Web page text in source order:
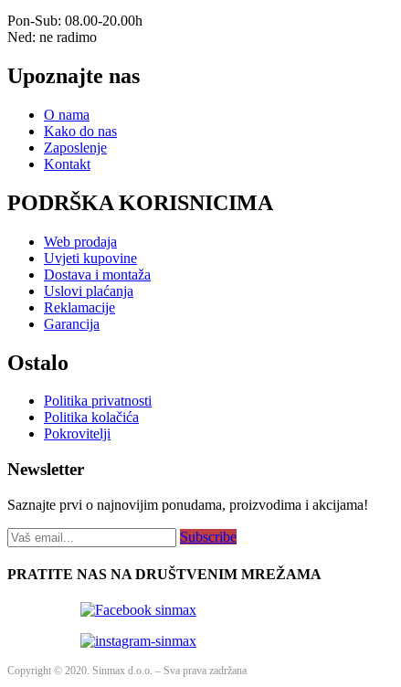
Pon-Sub: 08.00-20.00h
Ned: ne radimo
Upoznajte nas
O nama
Kako do nas
Zaposlenje
Kontakt
PODRŠKA KORISNICIMA
Web prodaja
Uvjeti kupovine
Dostava i montaža
Uslovi plaćanja
Reklamacije
Garancija
Ostalo
Politika privatnosti
Politika kolačića
Pokrovitelji
Newsletter
Saznajte prvi o najnovijim ponudama, proizvodima i akcijama!
Subscribe
PRATITE NAS NA DRUŠTVENIM MREŽAMA
Copyright © 2020. Sinmax d.o.o. – Sva prava zadržana